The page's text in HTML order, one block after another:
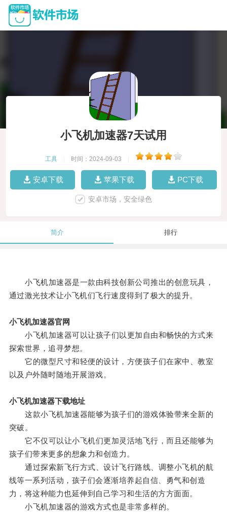
小飞机加速器7天试用
工具 时间：2024-09-03
安卓下载 苹果下载 PC下载
安卓市场，安全绿色
简介 排行
小飞机加速器是一款由科技创新公司推出的创意玩具，
通过激光技术让小飞机们飞行速度得到了极大的提升。
小飞机加速器官网
小飞机加速器可以让孩子们以更加自由和畅快的方式来
探索世界，追寻梦想。
它的微型尺寸和轻便的设计，方便孩子们在家中、教室
以及户外随时随地开展游戏。
小飞机加速器下载地址
这款小飞机加速器能够为孩子们的游戏体验带来全新的
突破。
它不仅可以让小飞机们更加灵活地飞行，而且还能够为
孩子们带来更多的想象力和创造力。
通过探索新飞行方式、设计飞行路线、调整小飞机的航
线等一系列活动，孩子们会逐渐培养起自信、勇气和创造
力，将这种能力也延伸到自己学习和生活的方方面面。
小飞机加速器的游戏方式也是非常多样的。